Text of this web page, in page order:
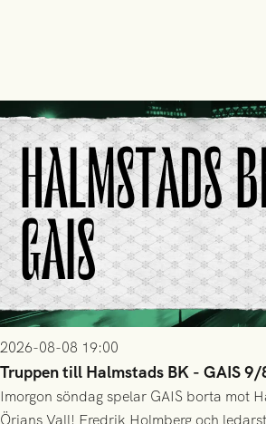
2026-08-08 19:00
Truppen till Halmstads BK - GAIS 9/
Imorgon söndag spelar GAIS borta mot